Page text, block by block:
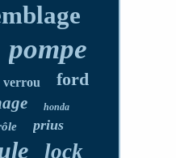
pompe
verrou ford
honda
prius
lock